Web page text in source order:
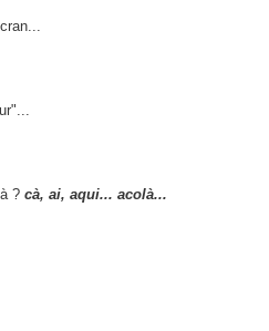
? cà, ai, aqui... acolà...